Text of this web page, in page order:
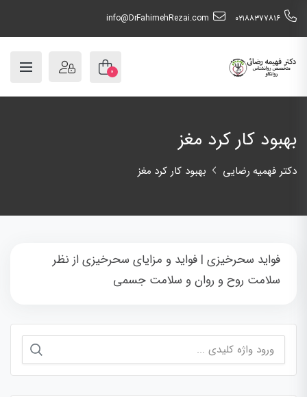
٠٢١٨٨٣٧٧٨١٦ info@DrFahimehRezai.com
۰
بهبود کار کرد مغز
دکتر فهمیه رضایی بهبود کار کرد مغز
فواید سحرخیزی | فواید و مزایای سحرخیزی از نظر
سلامت روح و روان و سلامت جسمی
جستجو
برای: